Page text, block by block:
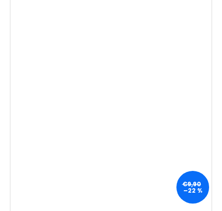
€9,90
–22 %